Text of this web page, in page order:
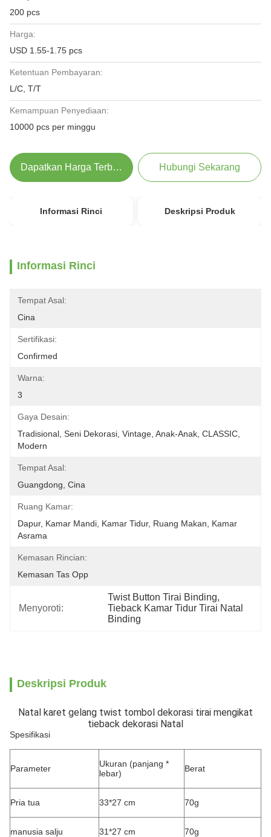
200 pcs
Harga:
USD 1.55-1.75 pcs
Ketentuan Pembayaran:
L/C, T/T
Kemampuan Penyediaan:
10000 pcs per minggu
Dapatkan Harga Terbaik Hubungi Sekarang
Informasi Rinci Deskripsi Produk
Informasi Rinci
Tempat Asal:
Cina
Sertifikasi:
Confirmed
Warna:
3
Gaya Desain:
Tradisional, Seni Dekorasi, Vintage, Anak-Anak, CLASSIC,
Modern
Tempat Asal:
Guangdong, Cina
Ruang Kamar:
Dapur, Kamar Mandi, Kamar Tidur, Ruang Makan, Kamar
Asrama
Kemasan Rincian:
Kemasan Tas Opp
Menyoroti:
Twist Button Tirai Binding,
Tieback Kamar Tidur Tirai Natal
Binding
Deskripsi Produk
Natal karet gelang twist tombol dekorasi tirai mengikat
tieback dekorasi Natal
Spesifikasi
Parameter
Ukuran (panjang *
lebar)
Berat
Pria tua 33*27 cm 70g
manusia salju 31*27 cm 70g